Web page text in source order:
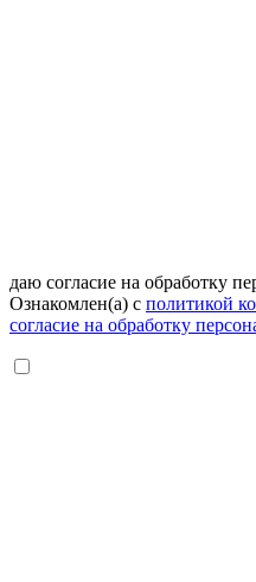
даю согласие на обработку
Ознакомлен(а) с политикой
согласие на обработку